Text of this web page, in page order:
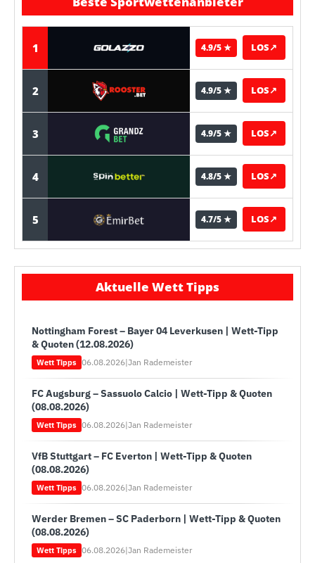
1 4.9/5 ★ LOS↗
2 4.9/5 ★ LOS↗
3 4.9/5 ★ LOS↗
4 4.8/5 ★ LOS↗
5 4.7/5 ★ LOS↗
Aktuelle Wett Tipps
Nottingham Forest – Bayer 04 Leverkusen | Wett-Tipp
& Quoten (12.08.2026)
Wett Tipps 06.08.2026|Jan Rademeister
FC Augsburg – Sassuolo Calcio | Wett-Tipp & Quoten
(08.08.2026)
Wett Tipps 06.08.2026|Jan Rademeister
VfB Stuttgart – FC Everton | Wett-Tipp & Quoten
(08.08.2026)
Wett Tipps 06.08.2026|Jan Rademeister
Werder Bremen – SC Paderborn | Wett-Tipp & Quoten
(08.08.2026)
Wett Tipps 06.08.2026|Jan Rademeister